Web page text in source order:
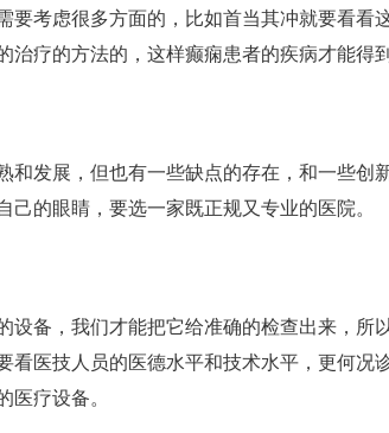
要考虑很多方面的，比如首当其冲就要看看
治疗的方法的，这样癫痫患者的疾病才能得到
和发展，但也有一些缺点的存在，和一些创
的眼睛，要选一家既正规又专业的医院。
设备，我们才能把它给准确的检查出来，所
看医技人员的医德水平和技术水平，更何况
医疗设备。